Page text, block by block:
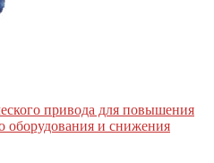
привода для повышения
оборудования и снижения